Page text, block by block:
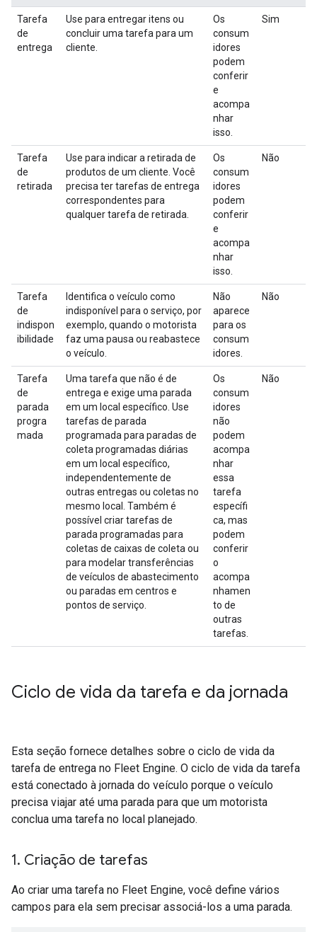
Tarefa
de
entrega
Use para entregar itens ou
concluir uma tarefa para um
cliente.
Os
consum
idores
podem
conferir
e
acompa
nhar
isso.
Sim
Tarefa
de
retirada
Use para indicar a retirada de
produtos de um cliente. Você
precisa ter tarefas de entrega
correspondentes para
qualquer tarefa de retirada.
Os
consum
idores
podem
conferir
e
acompa
nhar
isso.
Não
Tarefa
de
indispon
ibilidade
Identifica o veículo como
indisponível para o serviço, por
exemplo, quando o motorista
faz uma pausa ou reabastece
o veículo.
Não
aparece
para os
consum
idores.
Não
Tarefa
de
parada
progra
mada
Uma tarefa que não é de
entrega e exige uma parada
em um local específico. Use
tarefas de parada
programada para paradas de
coleta programadas diárias
em um local específico,
independentemente de
outras entregas ou coletas no
mesmo local. Também é
possível criar tarefas de
parada programadas para
coletas de caixas de coleta ou
para modelar transferências
de veículos de abastecimento
ou paradas em centros e
pontos de serviço.
Os
consum
idores
não
podem
acompa
nhar
essa
tarefa
específi
ca, mas
podem
conferir
o
acompa
nhamen
to de
outras
tarefas.
Não
Ciclo de vida da tarefa e da jornada
Esta seção fornece detalhes sobre o ciclo de vida da
tarefa de entrega no Fleet Engine. O ciclo de vida da tarefa
está conectado à jornada do veículo porque o veículo
precisa viajar até uma parada para que um motorista
conclua uma tarefa no local planejado.
1. Criação de tarefas
Ao criar uma tarefa no Fleet Engine, você define vários
campos para ela sem precisar associá-los a uma parada.